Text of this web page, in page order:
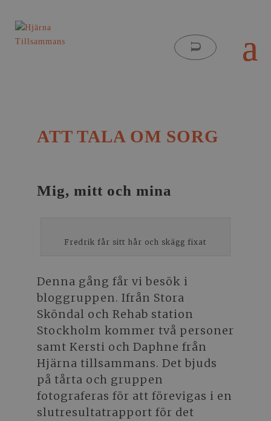
ATT TALA OM SORG
Mig, mitt och mina
Fredrik får sitt hår och skägg fixat
Denna gång får vi besök i
bloggruppen. Ifrån Stora
Sköndal och Rehab station
Stockholm kommer två personer
samt Kersti och Daphne från
Hjärna tillsammans. Det bjuds
på tårta och gruppen
fotograferas för att förevigas i en
slutresultatrapport för det